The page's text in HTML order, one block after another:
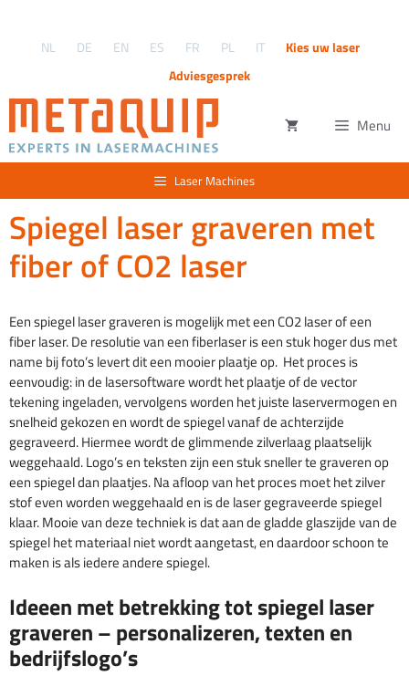
NL DE EN ES FR PL IT
Kies uw laser
Adviesgesprek
Menu
Laser Machines
Spiegel laser graveren met
fiber of CO2 laser
Een spiegel laser graveren is mogelijk met een CO2 laser of een
fiber laser. De resolutie van een fiberlaser is een stuk hoger dus met
name bij foto’s levert dit een mooier plaatje op. Het proces is
eenvoudig: in de lasersoftware wordt het plaatje of de vector
tekening ingeladen, vervolgens worden het juiste laservermogen en
snelheid gekozen en wordt de spiegel vanaf de achterzijde
gegraveerd. Hiermee wordt de glimmende zilverlaag plaatselijk
weggehaald. Logo’s en teksten zijn een stuk sneller te graveren op
een spiegel dan plaatjes. Na afloop van het proces moet het zilver
stof even worden weggehaald en is de laser gegraveerde spiegel
klaar. Mooie van deze techniek is dat aan de gladde glaszijde van de
spiegel het materiaal niet wordt aangetast, en daardoor schoon te
maken is als iedere andere spiegel.
Ideeen met betrekking tot spiegel laser
graveren – personalizeren, texten en
bedrijfslogo’s